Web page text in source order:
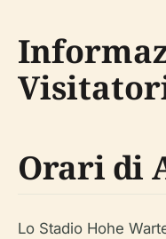
Orari di
Lo Stadio Hohe